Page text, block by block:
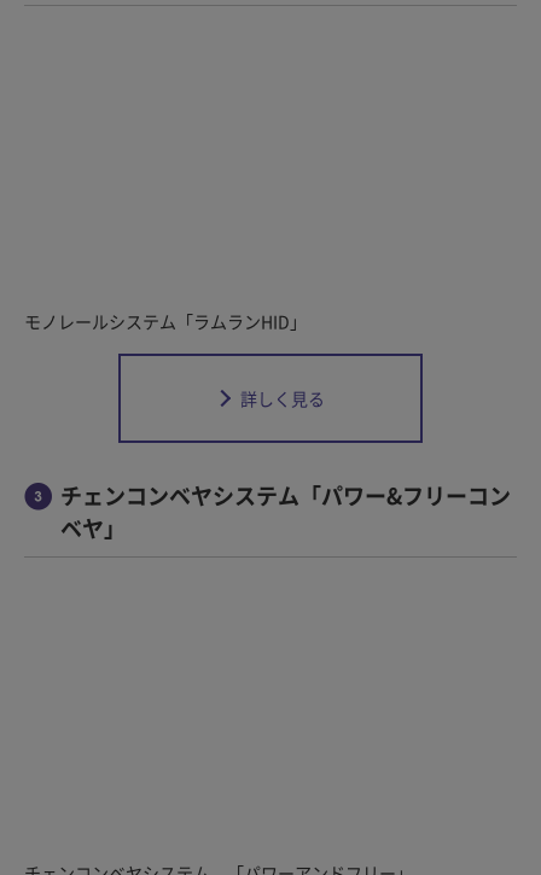
モノレールシステム「ラムランHID」
詳しく見る
チェンコンベヤシステム「パワー&フリーコン
ベヤ」